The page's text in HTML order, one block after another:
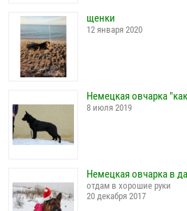
щенки
12 января 2020
Немецкая овчарка
8 июля 2019
Немецкая овчарка в
отдам в хорошие руки
20 декабря 2017